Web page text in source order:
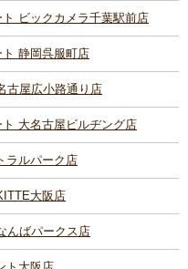
ビックカメラ千葉駅前店
静岡呉服町店
古屋広小路通り店
大名古屋ビルヂング店
ラルパーク店
大阪店
んばパークス店